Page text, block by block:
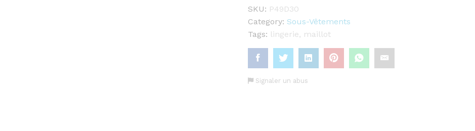
SKU: P49D30
Category: Sous-Vêtements
Tags: lingerie, maillot
Signaler un abus